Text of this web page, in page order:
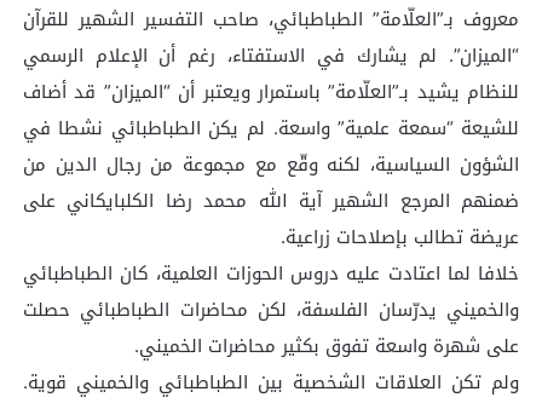
معروف بـ”العلّامة” الطباطبائي، صاحب التفسير الشهير للقرآن
“الميزان”. لم يشارك في الاستفتاء، رغم أن الإعلام الرسمي
للنظام يشيد بـ”العلّامة” باستمرار ويعتبر أن “الميزان” قد أضاف
للشيعة “سمعة علمية” واسعة. لم يكن الطباطبائي نشطا في
الشؤون السياسية، لكنه وقّع مع مجموعة من رجال الدين من
ضمنهم المرجع الشهير آية الله محمد رضا الكلبايكاني على
عريضة تطالب بإصلاحات زراعية.
خلافا لما اعتادت عليه دروس الحوزات العلمية، كان الطباطبائي
والخميني يدرّسان الفلسفة، لكن محاضرات الطباطبائي حصلت
على شهرة واسعة تفوق بكثير محاضرات الخميني.
ولم تكن العلاقات الشخصية بين الطباطبائي والخميني قوية.